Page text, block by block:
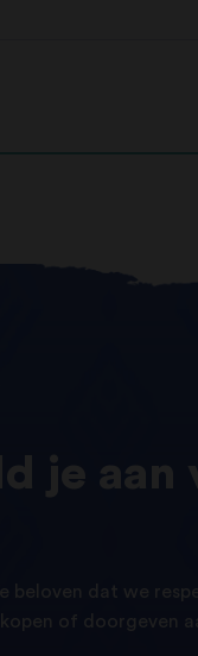
je aan
beloven dat we
of doorgeven